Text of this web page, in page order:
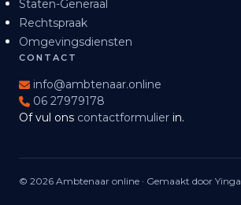
Staten-Generaal
Rechtspraak
Omgevingsdiensten
CONTACT
info@ambtenaar.online
06 27979178
Of vul ons contactformulier in.
© 2026 Ambtenaar online · Gemaakt door Yinga